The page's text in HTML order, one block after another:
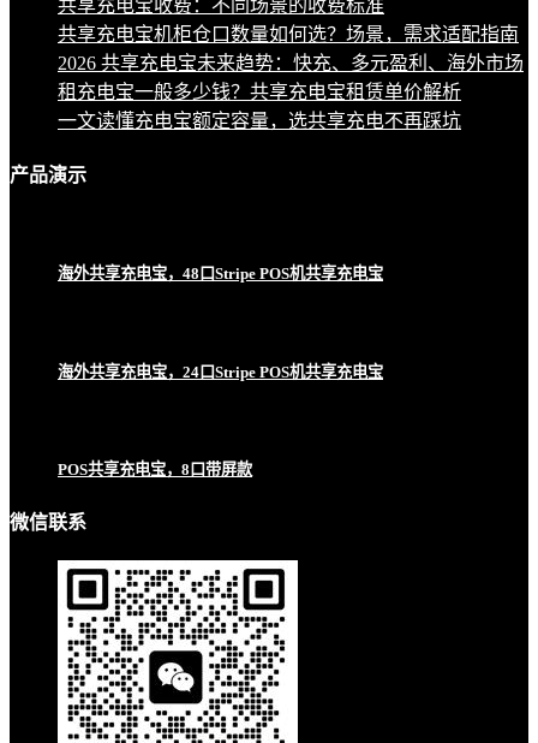
共享充电宝收费：不同场景的收费标准
共享充电宝机柜仓口数量如何选？场景，需求适配指南
2026 共享充电宝未来趋势：快充、多元盈利、海外市场
租充电宝一般多少钱？共享充电宝租赁单价解析
一文读懂充电宝额定容量，选共享充电不再踩坑
产品演示
海外共享充电宝，48口Stripe POS机共享充电宝
海外共享充电宝，24口Stripe POS机共享充电宝
POS共享充电宝，8口带屏款
微信联系